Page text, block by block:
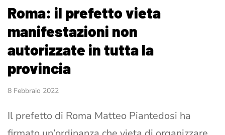
Roma: il prefetto vieta
manifestazioni non
autorizzate in tutta la
provincia
8 Febbraio 2022
Il prefetto di Roma Matteo Piantedosi ha